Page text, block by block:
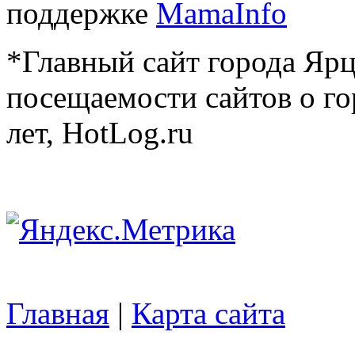
поддержке MamaInfo
*Главный сайт города
посещаемости сайтов о
лет, HotLog.ru
Главная | Карта сайта